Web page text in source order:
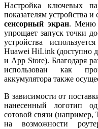
Настройка ключевых
показателям устройства
сенсорный экран. Меню
упрощает запуск точки
устройства
Huawei HiLink (доступно
и App Store). Благодаря
использован как
аккумулятора также
В зависимости от
нанесенный логотип
сотовой связи (например,
на возможности